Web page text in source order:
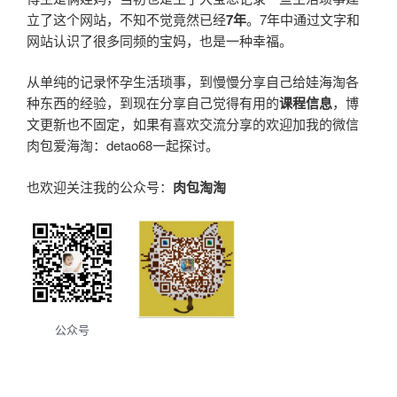
立了这个网站，不知不觉竟然已经7年。7年中通过文字和
网站认识了很多同频的宝妈，也是一种幸福。
从单纯的记录怀孕生活琐事，到慢慢分享自己给娃海淘各
种东西的经验，到现在分享自己觉得有用的课程信息，博
文更新也不固定，如果有喜欢交流分享的欢迎加我的微信
肉包爱海淘：detao68一起探讨。
也欢迎关注我的公众号： 肉包淘淘
公众号